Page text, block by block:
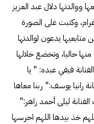
ووالدتها دلال عبد العزيز
وكتبت على الصورة
يدعون لوالدتها
حاليا، وتخضع خلالها
فيفي عبده: " يا
رانيا يوسف:" ربنا معاها
ليلى أحمد زاهر:"
خذ بيدها اللهم احرسها